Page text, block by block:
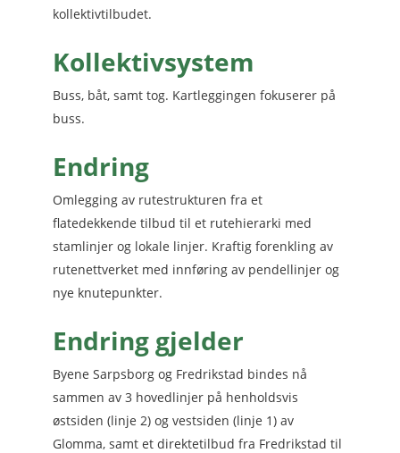
kollektivtilbudet.
Kollektivsystem
Buss, båt, samt tog. Kartleggingen fokuserer på
buss.
Endring
Omlegging av rutestrukturen fra et
flatedekkende tilbud til et rutehierarki med
stamlinjer og lokale linjer. Kraftig forenkling av
rutenettverket med innføring av pendellinjer og
nye knutepunkter.
Endring gjelder
Byene Sarpsborg og Fredrikstad bindes nå
sammen av 3 hovedlinjer på henholdsvis
østsiden (linje 2) og vestsiden (linje 1) av
Glomma, samt et direktetilbud fra Fredrikstad til